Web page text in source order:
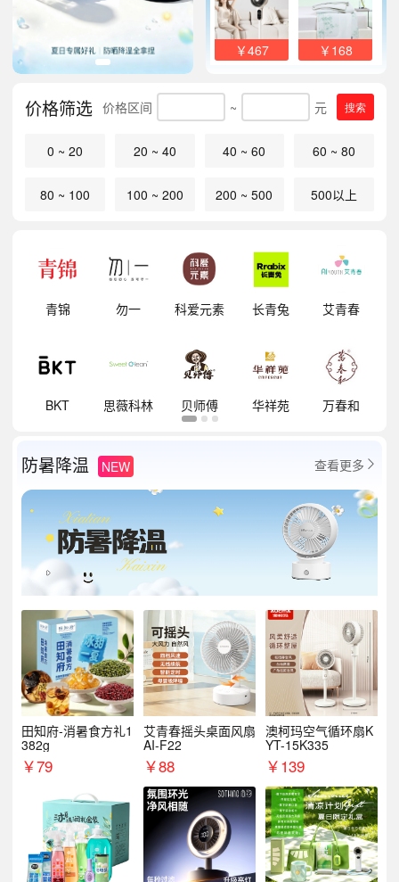
￥467 ￥168
价格筛选 价格区间 ~ 元 搜索
0 ~ 20 20 ~ 40 40 ~ 60 60 ~ 80
80 ~ 100 100 ~ 200 200 ~ 500 500以上
青锦 勿一 科爱元素 长青兔 艾青春
BKT 思薇科林 贝师傅 华祥苑 万春和
防暑降温 NEW 查看更多 
田知府-消暑食方礼1
382g
￥79
艾青春摇头桌面风扇
AI-F22
￥88
澳柯玛空气循环扇K
YT-15K335
￥139